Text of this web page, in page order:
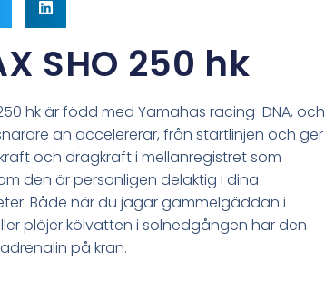
SHO 250 hk
250 hk är född med Yamahas racing-DNA, och
än accelererar, från startlinjen och ger
och dragkraft i mellanregistret som
den är personligen delaktig i dina
Både när du jagar gammelgäddan i
plöjer kölvatten i solnedgången har den
på kran.